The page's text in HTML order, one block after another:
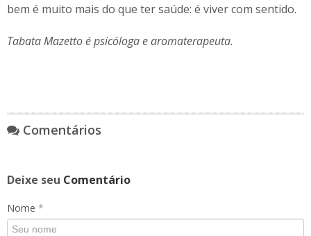
bem é muito mais do que ter saúde: é viver com sentido.
Tabata Mazetto é psicóloga e aromaterapeuta.
Comentários
Deixe seu Comentário
Nome *